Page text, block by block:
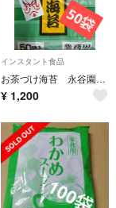
インスタント食品
お茶づけ海苔 永谷園 業務用 50袋入 インスタント食品
¥ 1,200